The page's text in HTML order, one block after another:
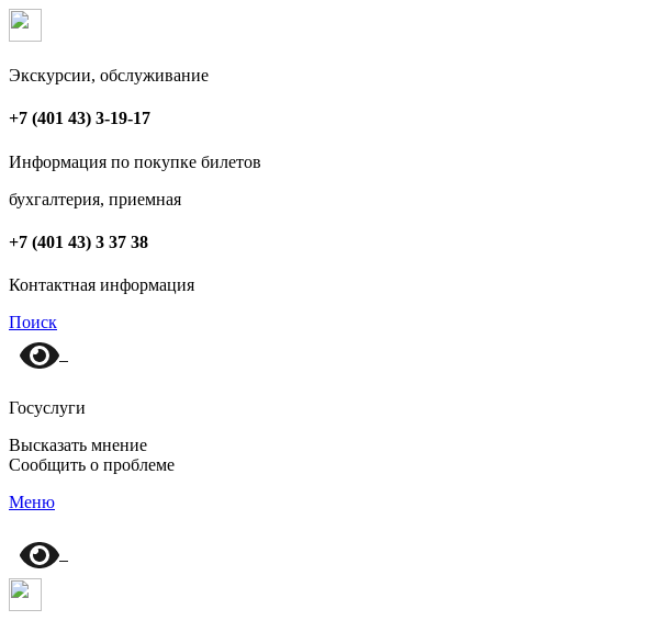
Экскурсии, обслуживание
+7 (401 43) 3-19-17
Информация по покупке билетов
бухгалтерия, приемная
+7 (401 43) 3 37 38
Контактная информация
Поиск
Госуслуги
Высказать мнение
Сообщить о проблеме
Меню